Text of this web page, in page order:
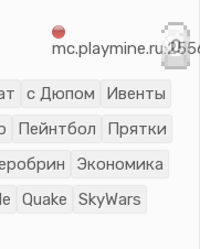
0
с Дюпом
Ивенты
Пейнтбол
Прятки
Экономика
Quake
SkyWars